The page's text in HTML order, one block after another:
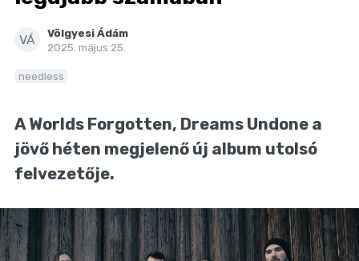
PREMIEREK
BLOG
VÁ
Völgyesi Ádám
2025. május 25.
needless
A Worlds Forgotten, Dreams Undone a
jövő héten megjelenő új album utolsó
felvezetője.